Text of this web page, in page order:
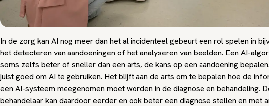
In de zorg kan AI nog meer dan het al incidenteel gebeurt een rol spelen in
het detecteren van aandoeningen of het analyseren van beelden. Een AI-
soms zelfs beter of sneller dan een arts, de kans op een aandoening
juist goed om AI te gebruiken. Het blijft aan de arts om te bepalen hoe de
een AI-systeem meegenomen moet worden in de diagnose en behandeling.
behandelaar kan daardoor eerder en ook beter een diagnose stellen en met